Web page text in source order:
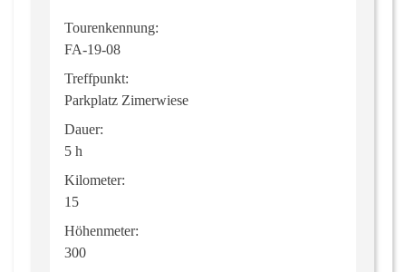
Tourenkennung:
FA-19-08
Treffpunkt:
Parkplatz Zimerwiese
Dauer:
5 h
Kilometer:
15
Höhenmeter:
300